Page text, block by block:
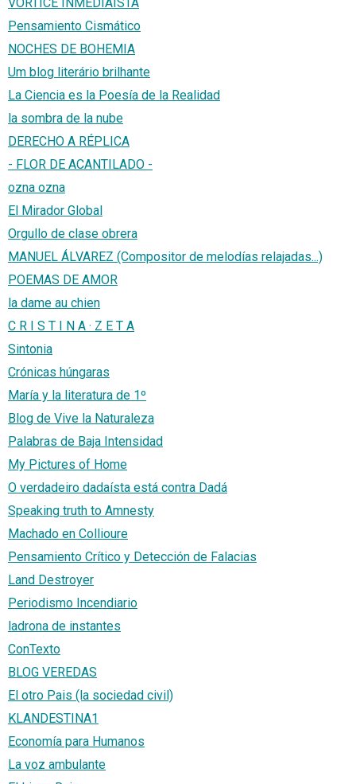
Pensamiento Cismático
NOCHES DE BOHEMIA
Um blog literário brilhante
La Ciencia es la Poesía de la Realidad
la sombra de la nube
DERECHO A RÉPLICA
- FLOR DE ACANTILADO -
ozna ozna
El Mirador Global
Orgullo de clase obrera
MANUEL ÁLVAREZ (Compositor de melodías relajadas...)
POEMAS DE AMOR
la dame au chien
C R I S T I N A · Z E T A
Sintonia
Crónicas húngaras
María y la literatura de 1º
Blog de Vive la Naturaleza
Palabras de Baja Intensidad
My Pictures of Home
O verdadeiro dadaísta está contra Dadá
Speaking truth to Amnesty
Machado en Collioure
Pensamiento Crítico y Detección de Falacias
Land Destroyer
Periodismo Incendiario
ladrona de instantes
ConTexto
BLOG VEREDAS
El otro Pais (la sociedad civil)
KLANDESTINA1
Economía para Humanos
La voz ambulante